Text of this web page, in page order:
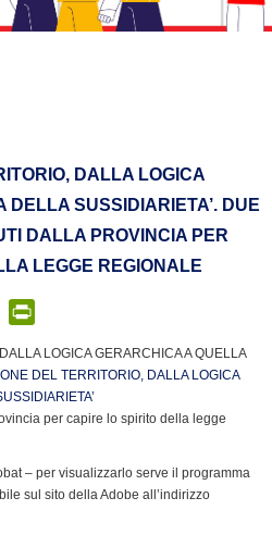
DALLA LOGICA
DELLA SUSSIDIARIETA’. DUE
DALLA PROVINCIA PER
LEGGE REGIONALE
C
p
y
L
n
k
n
t
r
i
LOGICA GERARCHICA A QUELLA
DEL TERRITORIO, DALLA LOGICA
per capire lo spirito della legge
– per visualizzarlo serve il programma
sul sito della Adobe all’indirizzo